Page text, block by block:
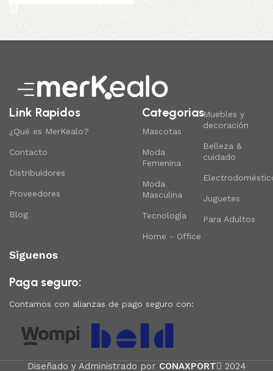
Link Rapidos
¿Qué es MerKealo?
Contacto
Distribuidores
Proveedores
Blog
Categorias
Mascotas
Moda
Femenina
Moda
Masculina
Tecnología
Home - Office
Muebles y
decoración
Belleza &
cuidado
Juguetes
Para Adultos
Siguenos
Paga seguro:
Contamos con alianzas de pago seguro con:
Diseñado y Administrado por CONAXPORT 2024